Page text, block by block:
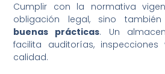
Cumplir con la normativa
obligación legal, sino también
buenas prácticas. Un
facilita auditorías,
calidad.